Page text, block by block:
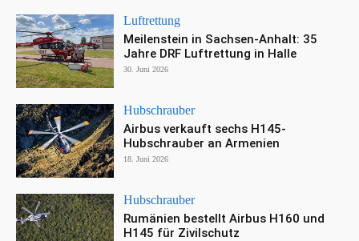
Luftrettung
Meilenstein in Sachsen-Anhalt: 35
Jahre DRF Luftrettung in Halle
30. Juni 2026
Hubschrauber
Airbus verkauft sechs H145-
Hubschrauber an Armenien
18. Juni 2026
Hubschrauber
Rumänien bestellt Airbus H160 und
H145 für Zivilschutz